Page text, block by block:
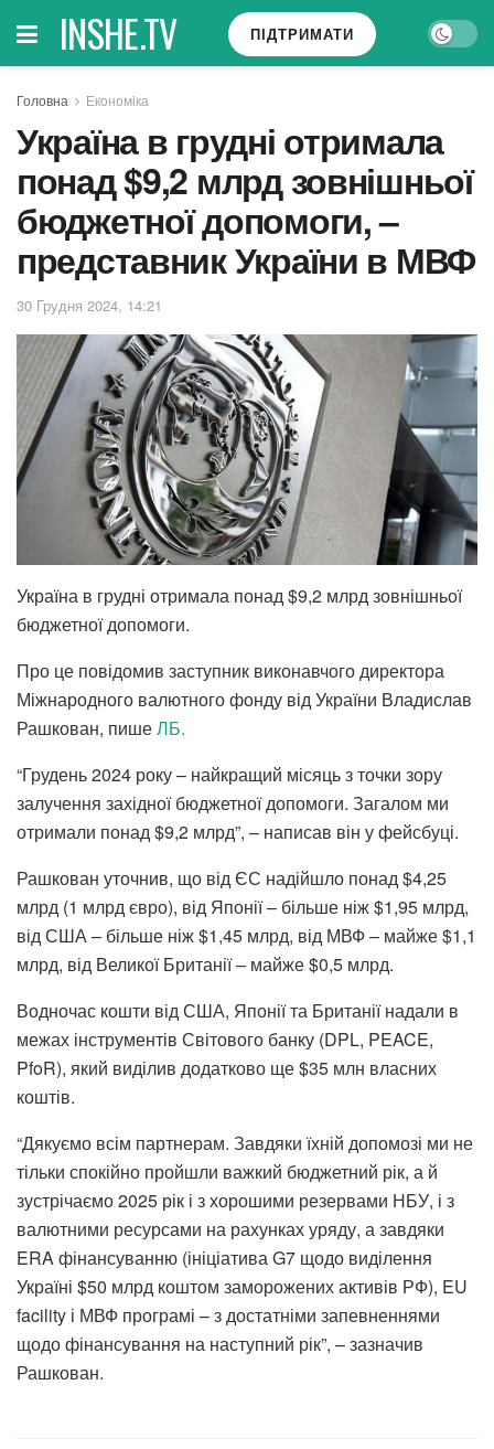
INSHE.TV ПІДТРИМАТИ
Головна Економіка
Україна в грудні отримала
понад $9,2 млрд зовнішньої
бюджетної допомоги, –
представник України в МВФ
30 Грудня 2024, 14:21
Україна в грудні отримала понад $9,2 млрд зовнішньої
бюджетної допомоги.
Про це повідомив заступник виконавчого директора
Міжнародного валютного фонду від України Владислав
Рашкован, пишеЛБ.
“Грудень 2024 року – найкращий місяць з точки зору
залучення західної бюджетної допомоги. Загалом ми
отримали понад $9,2 млрд”, – написав він у фейсбуці.
Рашкован уточнив, що від ЄС надійшло понад $4,25
млрд (1 млрд євро), від Японії – більше ніж $1,95 млрд,
від США – більше ніж $1,45 млрд, від МВФ – майже $1,1
млрд, від Великої Британії – майже $0,5 млрд.
Водночас кошти від США, Японії та Британії надали в
межах інструментів Світового банку (DPL, PEACE,
PfoR), який виділив додатково ще $35 млн власних
коштів.
“Дякуємо всім партнерам. Завдяки їхній допомозі ми не
тільки спокійно пройшли важкий бюджетний рік, а й
зустрічаємо 2025 рік і з хорошими резервами НБУ, і з
валютними ресурсами на рахунках уряду, а завдяки
ERA фінансуванню (ініціатива G7 щодо виділення
Україні $50 млрд коштом заморожених активів РФ), EU
facility і МВФ програмі – з достатніми запевненнями
щодо фінансування на наступний рік”, – зазначив
Рашкован.